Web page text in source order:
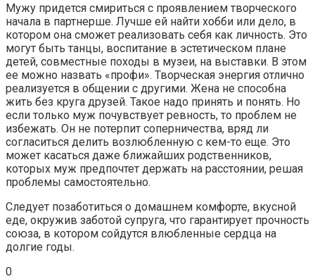
Мужу придется смириться с проявлением творческого
начала в партнерше. Лучше ей найти хобби или дело, в
котором она сможет реализовать себя как личность. Это
могут быть танцы, воспитание в эстетическом плане
детей, совместные походы в музеи, на выставки. В этом
ее можно назвать «профи». Творческая энергия отлично
реализуется в общении с другими. Жена не способна
жить без круга друзей. Такое надо принять и понять. Но
если только муж почувствует ревность, то проблем не
избежать. Он не потерпит соперничества, вряд ли
согласиться делить возлюбленную с кем-то еще. Это
может касаться даже ближайших родственников,
которых муж предпочтет держать на расстоянии, решая
проблемы самостоятельно.
Следует позаботиться о домашнем комфорте, вкусной
еде, окружив заботой супруга, что гарантирует прочность
союза, в котором сойдутся влюбленные сердца на
долгие годы.
0